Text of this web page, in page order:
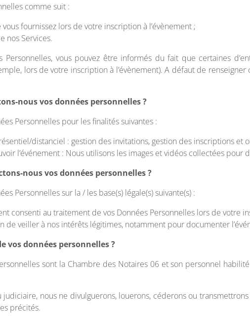
comme suit :
fournissez lors de votre inscription à l’évènement ;
nos Services.
vous pouvez être informés du fait que certaines
lors de votre inscription à l’évènement). A défaut de
nous vos données personnelles ?
Personnelles pour les finalités suivantes :
distanciel : gestion des invitations, gestion des inscriptions et
l’événement : Nous utilisons les images et vidéos collectées pour
nous vos données personnelles ?
Personnelles sur la / les base(s) légale(s) suivante(s) :
consenti au traitement de vos Données Personnelles lors de votre
de veiller à nos intérêts légitimes, notamment pour documenter
vos données personnelles ?
sont la Chambre des Notaires 06 et son personnel
nous ne divulguerons, louerons, céderons ou
précités.